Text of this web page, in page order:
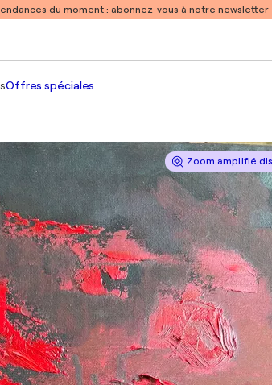
du moment : abonnez-vous à notre
Offres spéciales
Zoom amplifié